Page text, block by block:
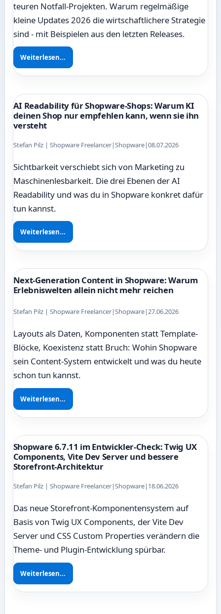
teuren Notfall-Projekten. Warum regelmäßige
kleine Updates 2026 die wirtschaftlichere Strategie
sind - mit Beispielen aus den letzten Releases.
Weiterlesen...
AI Readability für Shopware-Shops: Warum KI
deinen Shop nur empfehlen kann, wenn sie ihn
versteht
Stefan Pilz | Shopware Freelancer|Shopware|08.07.2026
Sichtbarkeit verschiebt sich von Marketing zu
Maschinenlesbarkeit. Die drei Ebenen der AI
Readability und was du in Shopware konkret dafür
tun kannst.
Weiterlesen...
Next-Generation Content in Shopware: Warum
Erlebniswelten allein nicht mehr reichen
Stefan Pilz | Shopware Freelancer|Shopware|27.06.2026
Layouts als Daten, Komponenten statt Template-
Blöcke, Koexistenz statt Bruch: Wohin Shopware
sein Content-System entwickelt und was du heute
schon tun kannst.
Weiterlesen...
Shopware 6.7.11 im Entwickler-Check: Twig UX
Components, Vite Dev Server und bessere
Storefront-Architektur
Stefan Pilz | Shopware Freelancer|Shopware| 18.06.2026
Das neue Storefront-Komponentensystem auf
Basis von Twig UX Components, der Vite Dev
Server und CSS Custom Properties verändern die
Theme- und Plugin-Entwicklung spürbar.
Weiterlesen...